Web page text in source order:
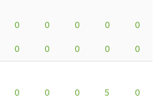
0 0 0 0
0
0 0 0 0
0
0 0 0 5
0